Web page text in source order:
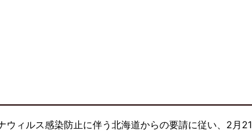
ィルス感染防止に伴う北海道からの要請に従い、2月21